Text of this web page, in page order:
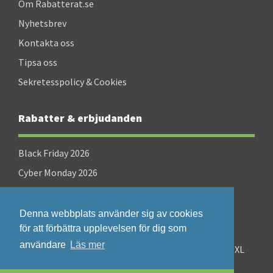
Denna webbplats använder sig av cookies
för att förbättra upplevelsen för dig som
användare Läs mer
Om Rabatterat.se
Nyhetsbrev
Kontakta oss
Tipsa oss
Sekretesspolicy & Cookies
Rabatter & erbjudanden
Black Friday 2026
Cyber Monday 2026
©2008-2026 Rabatterat.se - en sajt som drivs av PXL
Perfect AB (Org.nr: 556825-0160)